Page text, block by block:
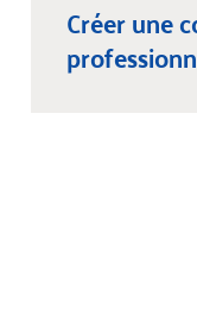
Créer une